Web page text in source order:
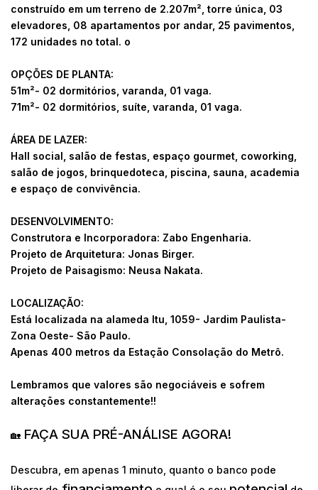
construído em um terreno de 2.207m², torre única, 03
elevadores, 08 apartamentos por andar, 25 pavimentos,
172 unidades no total. o
OPÇÕES DE PLANTA:
51m²- 02 dormitórios, varanda, 01 vaga.
71m²- 02 dormitórios, suíte, varanda, 01 vaga.
ÁREA DE LAZER:
Hall social, salão de festas, espaço gourmet, coworking,
salão de jogos, brinquedoteca, piscina, sauna, academia
e espaço de convivência.
DESENVOLVIMENTO:
Construtora e Incorporadora: Zabo Engenharia.
Projeto de Arquitetura: Jonas Birger.
Projeto de Paisagismo: Neusa Nakata.
LOCALIZAÇÃO:
Está localizada na alameda Itu, 1059- Jardim Paulista-
Zona Oeste- São Paulo.
Apenas 400 metros da Estação Consolação do Metrô.
Lembramos que valores são negociáveis e sofrem
alterações constantemente!!
🏡 FAÇA SUA PRÉ-ANÁLISE AGORA!
Descubra, em apenas 1 minuto, quanto o banco pode